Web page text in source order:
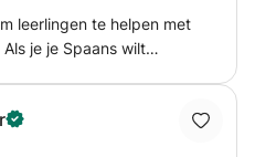
leerlingen te helpen met
je je Spaans wilt
definitie 2. Uitvoering
3. Opmerkingen 4.